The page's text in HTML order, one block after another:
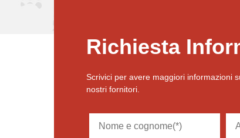
Richiesta
Scrivici per avere maggiori informazioni
nostri fornitori.